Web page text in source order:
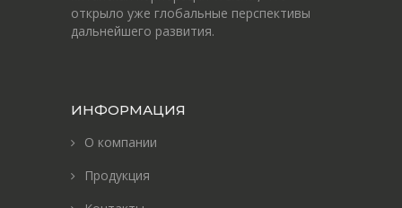
открыло уже глобальные перспективы
дальнейшего развития.
ИНФОРМАЦИЯ
О компании
Продукция